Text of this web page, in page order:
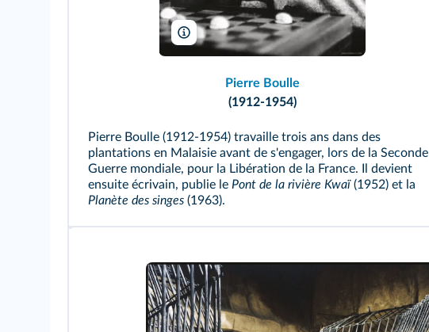
Rue des Archives/AGIP
Pierre Boulle
(1912-1954)
Pierre Boulle (1912-1954) travaille trois ans dans des
plantations en Malaisie avant de s'engager, lors de la Seconde
Guerre mondiale, pour la Libération de la France. Il devient
ensuite écrivain, publie le Pont de la rivière Kwaï(1952) et la
Planète des singes (1963).